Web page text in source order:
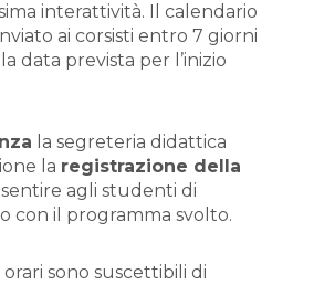
interattività. Il calendario
ai corsisti entro 7 giorni
data prevista per l’inizio
la segreteria didattica
la registrazione della
agli studenti di
con il programma svolto.
sono suscettibili di